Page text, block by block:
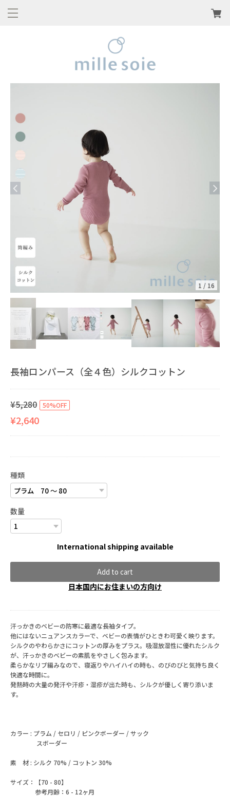
1 / 16
長袖ロンパース（全４色）シルクコットン
¥5,280 50%OFF
¥2,640
種類
数量
International shipping available
Add to cart
日本国内にお住まいの方向け
汗っかきのベビーの防寒に最適な長袖タイプ。
他にはないニュアンスカラーで、ベビーの表情がひときわ可愛く映ります。
シルクのやわらかさにコットンの厚みをプラス。吸湿放湿性に優れたシルク
が、汗っかきのベビーの素肌をやさしく包みます。
柔らかなリブ編みなので、寝返りやハイハイの時も、のびのびと気持ち良く
快適な時間に。
発熱時の大量の発汗や汗疹・湿疹が出た時も、シルクが優しく寄り添いま
す。
カラー : プラム / セロリ / ピンクボーダー / サック
スボーダー
素 材 : シルク 70% / コットン 30%
サイズ：【70 - 80】
参考月齢：6 - 12ヶ月